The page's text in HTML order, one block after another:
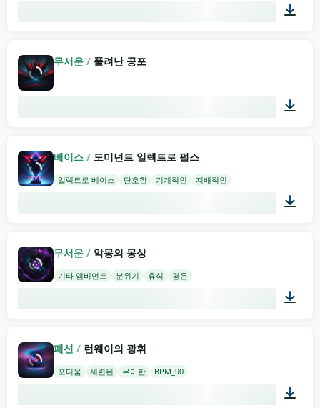
무서운 / 풀려난 공포
베이스 / 도미넌트 일렉트로 펄스
일렉트로 베이스 단호한 기계적인 지배적인
무서운 / 악몽의 몽상
기타 앰비언트 분위기 휴식 평온
패션 / 런웨이의 광휘
포디움 세련된 우아한 BPM_90